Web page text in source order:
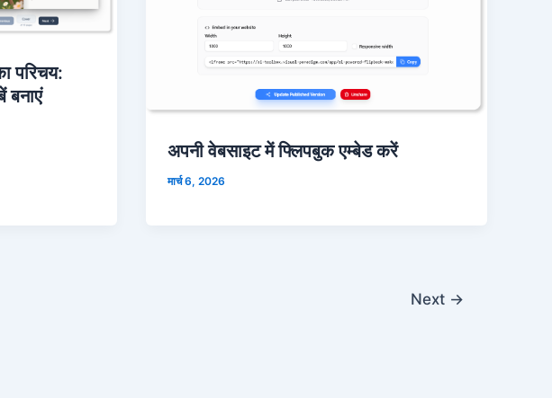
परिचय:
बनाएं
अपनी वेबसाइट में फ्लिपबुक एम्बेड करें
मार्च 6, 2026
Next →